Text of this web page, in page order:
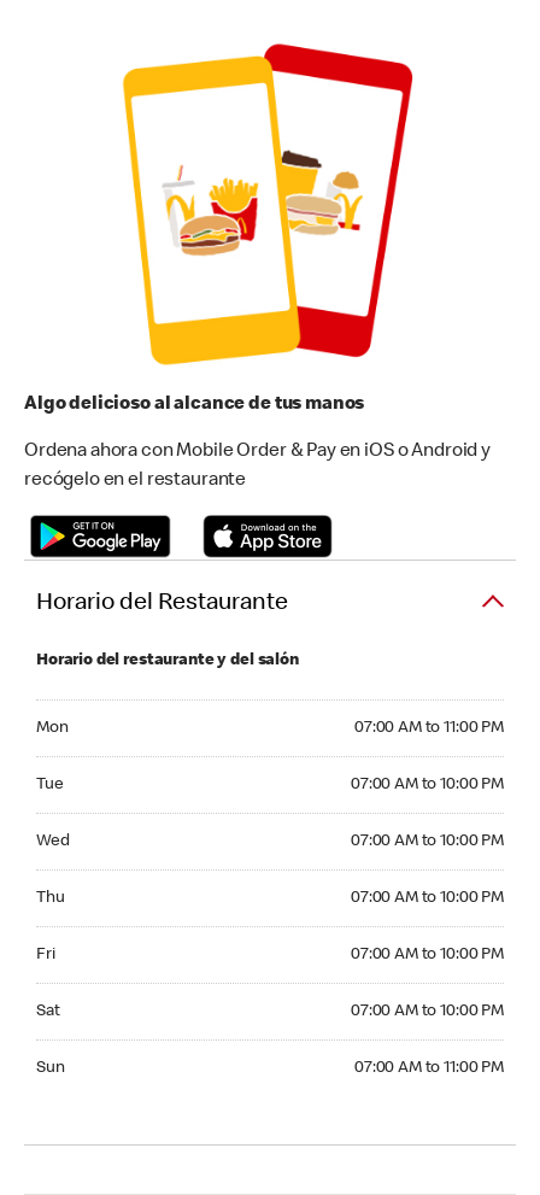
Algo delicioso al alcance de tus manos
Ordena ahora con Mobile Order & Pay en iOS o Android y
recógelo en el restaurante
Horario del Restaurante
Horario del restaurante y del salón
Mon 07:00 AM to 11:00 PM
Tue 07:00 AM to 10:00 PM
Wed 07:00 AM to 10:00 PM
Thu 07:00 AM to 10:00 PM
Fri 07:00 AM to 10:00 PM
Sat 07:00 AM to 10:00 PM
Sun 07:00 AM to 11:00 PM